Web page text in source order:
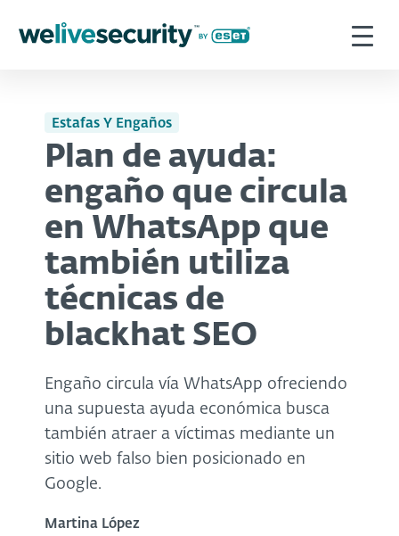
Estafas Y Engaños
Plan de ayuda:
engaño que circula
en WhatsApp que
también utiliza
técnicas de
blackhat SEO
Engaño circula vía WhatsApp ofreciendo
una supuesta ayuda económica busca
también atraer a víctimas mediante un
sitio web falso bien posicionado en
Google.
Martina López